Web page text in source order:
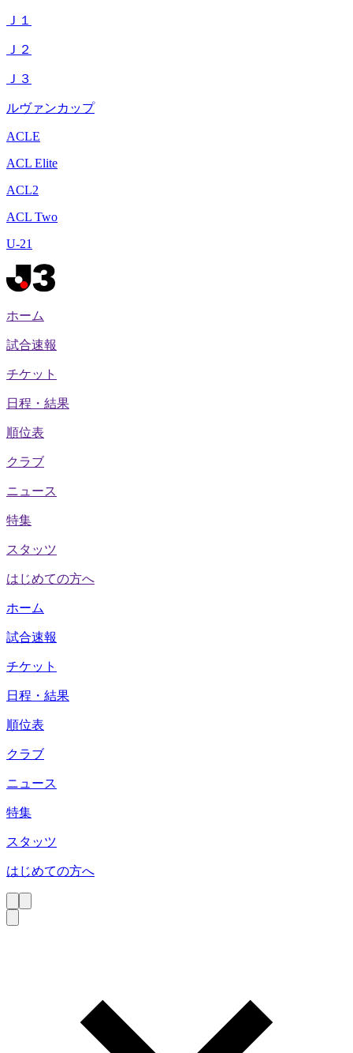
Ｊ１
Ｊ２
Ｊ３
ルヴァンカップ
ACLE
ACL Elite
ACL2
ACL Two
U-21
ホーム
試合速報
チケット
日程・結果
順位表
クラブ
ニュース
特集
スタッツ
はじめての方へ
ホーム
試合速報
チケット
日程・結果
順位表
クラブ
ニュース
特集
スタッツ
はじめての方へ